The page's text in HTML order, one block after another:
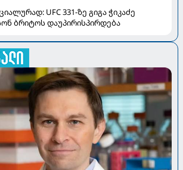
UFC 331-ზე გიგა ჭიკაძე
ბრიტოს დაუპირისპირდება